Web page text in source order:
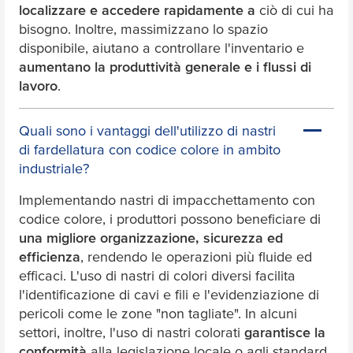
localizzare e accedere rapidamente a ciò di cui ha
bisogno. Inoltre, massimizzano lo spazio
disponibile, aiutano a controllare l'inventario e
aumentano la produttività generale e i flussi di
lavoro.
Quali sono i vantaggi dell'utilizzo di nastri
di fardellatura con codice colore in ambito
industriale?
Implementando nastri di impacchettamento con
codice colore, i produttori possono beneficiare di
una migliore organizzazione, sicurezza ed
efficienza, rendendo le operazioni più fluide ed
efficaci. L'uso di nastri di colori diversi facilita
l'identificazione di cavi e fili e l'evidenziazione di
pericoli come le zone "non tagliate". In alcuni
settori, inoltre, l'uso di nastri colorati garantisce la